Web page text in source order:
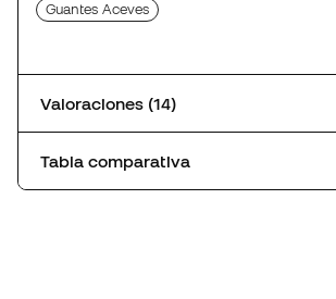
Guantes Aceves
Valoraciones (14)
Tabla comparativa